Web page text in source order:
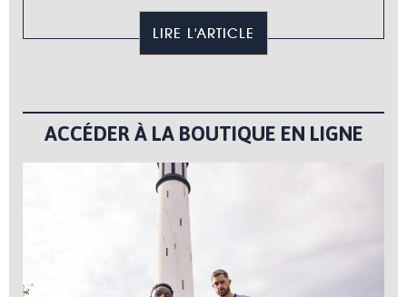
LIRE L'ARTICLE
ACCÉDER À LA BOUTIQUE EN LIGNE